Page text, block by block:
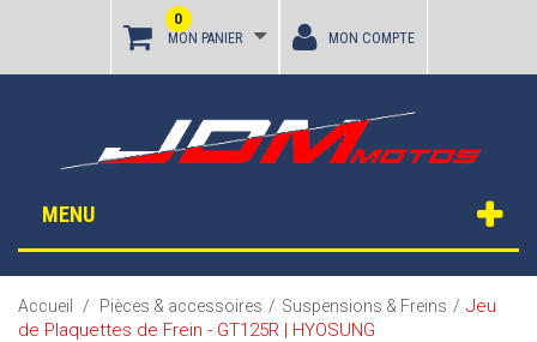
MON PANIER
0
MON COMPTE
MENU
Accueil / Pièces & accessoires / Suspensions & Freins / Jeu
de Plaquettes de Frein - GT125R | HYOSUNG